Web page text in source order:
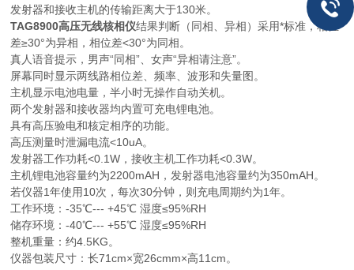
发射器和接收主机的传输距离大于130米。
TAG8900高压无线核相仪结果判断（同相、异相）采用*标准，相位
差≥30°为异相，相位差<30°为同相。
真人语音提示，男声“同相”、女声“异相请注意”。
屏幕同时显示两线路相位差、频率、波形和失量图。
主机显示电池电量，半小时无操作自动关机。
两个发射器和接收器均内置可充电锂电池。
具有高压验电和核定相序的功能。
高压测量时泄漏电流<10uA。
发射器工作功耗<0.1W，接收主机工作功耗<0.3W。
主机锂电池容量约为2200mAH，发射器电池容量约为350mAH。
若仪器1年使用10次，每次30分钟，则充电周期约为1年。
工作环境：-35℃--- +45℃ 湿度≤95%RH
储存环境：-40℃--- +55℃ 湿度≤95%RH
整机重量：约4.5KG。
仪器包装尺寸：长71cm×宽26cmm×高11cm。